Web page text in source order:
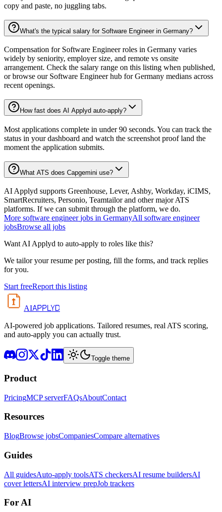
copy and paste, no juggling tabs.
What's the typical salary for Software Engineer in Germany?
Compensation for Software Engineer roles in Germany varies
widely by seniority, employer size, and remote vs onsite
arrangement. Check the salary range on this listing when published,
or browse our Software Engineer hub for Germany medians across
recent openings.
How fast does AI Applyd auto-apply?
Most applications complete in under 90 seconds. You can track the
status in your dashboard and watch the screenshot proof land the
moment the application submits.
What ATS does Capgemini use?
AI Applyd supports Greenhouse, Lever, Ashby, Workday, iCIMS,
SmartRecruiters, Personio, Teamtailor and other major ATS
platforms. If we can submit through the platform, we do.
More software engineer jobs in GermanyAll software engineer
jobsBrowse all jobs
Want AI Applyd to auto-apply to roles like this?
We tailor your resume per posting, fill the forms, and track replies
for you.
Start freeReport this listing
AIAPPLYD
AI-powered job applications. Tailored resumes, real ATS scoring,
and auto-apply you can actually trust.
Toggle theme
Product
PricingMCP serverFAQsAboutContact
Resources
BlogBrowse jobsCompaniesCompare alternatives
Guides
All guidesAuto-apply toolsATS checkersAI resume buildersAI
cover lettersAI interview prepJob trackers
For AI